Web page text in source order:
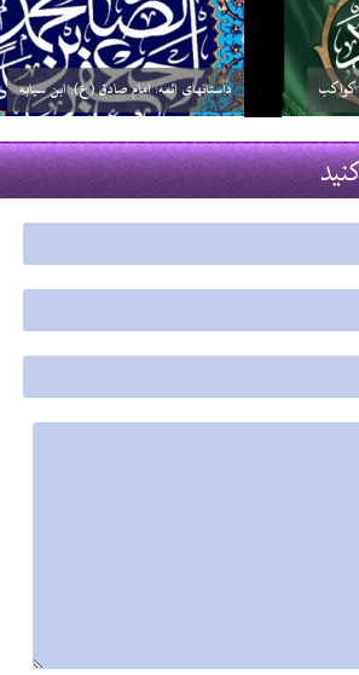
داستانهای ائمه: امام صادق (ع): توحید مفضل
21 مرداد 03